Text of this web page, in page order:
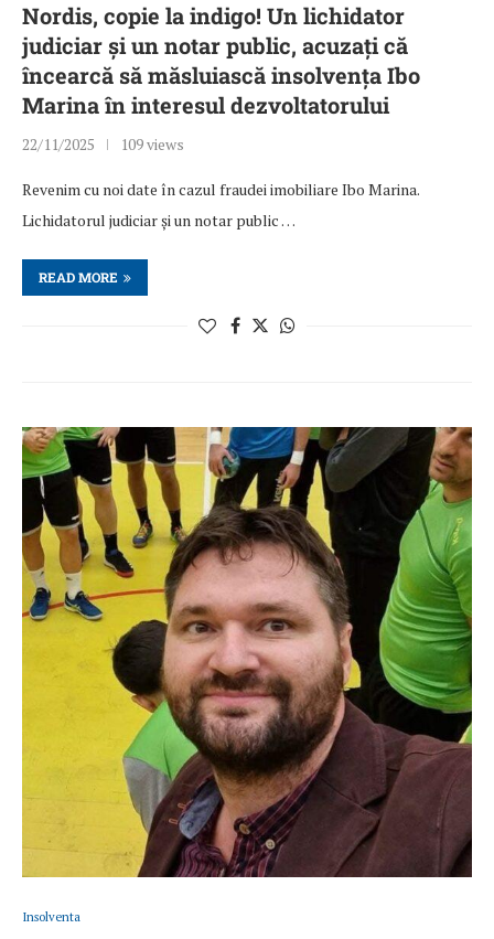
Nordis, copie la indigo! Un lichidator
judiciar și un notar public, acuzați că
încearcă să măsluiască insolvența Ibo
Marina în interesul dezvoltatorului
22/11/2025 109 views
Revenim cu noi date în cazul fraudei imobiliare Ibo Marina.
Lichidatorul judiciar și un notar public …
READ MORE
Insolventa